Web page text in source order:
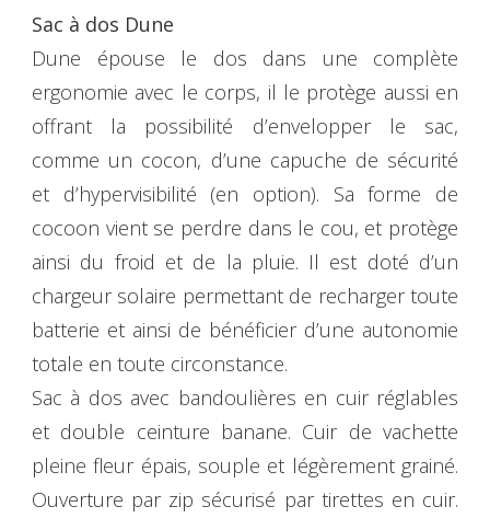
Sac à dos Dune
Dune épouse le dos dans une complète
ergonomie avec le corps, il le protège aussi en
offrant la possibilité d’envelopper le sac,
comme un cocon, d’une capuche de sécurité
et d’hypervisibilité (en option). Sa forme de
cocoon vient se perdre dans le cou, et protège
ainsi du froid et de la pluie. Il est doté d’un
chargeur solaire permettant de recharger toute
batterie et ainsi de bénéficier d’une autonomie
totale en toute circonstance.
Sac à dos avec bandoulières en cuir réglables
et double ceinture banane. Cuir de vachette
pleine fleur épais, souple et légèrement grainé.
Ouverture par zip sécurisé par tirettes en cuir.